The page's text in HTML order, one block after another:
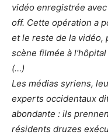
vidéo enregistrée
off. Cette opération a
et le reste de la vidéo,
scène filmée à
(…)
Les médias syriens,
experts occidentaux
abondante : ils
résidents druzes